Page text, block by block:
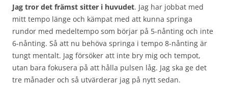
Jag tror det främst sitter i huvudet. Jag har jobbat med
mitt tempo länge och kämpat med att kunna springa
rundor med medeltempo som börjar på 5-nånting och inte
6-nånting. Så att nu behöva springa i tempo 8-nånting är
tungt mentalt. Jag försöker att inte bry mig och tempot,
utan bara fokusera på att hålla pulsen låg. Jag ska ge det
tre månader och så utvärderar jag på nytt sedan.